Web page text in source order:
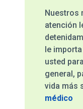
Nuestros
atención
le
usted
general,
vida más
médico